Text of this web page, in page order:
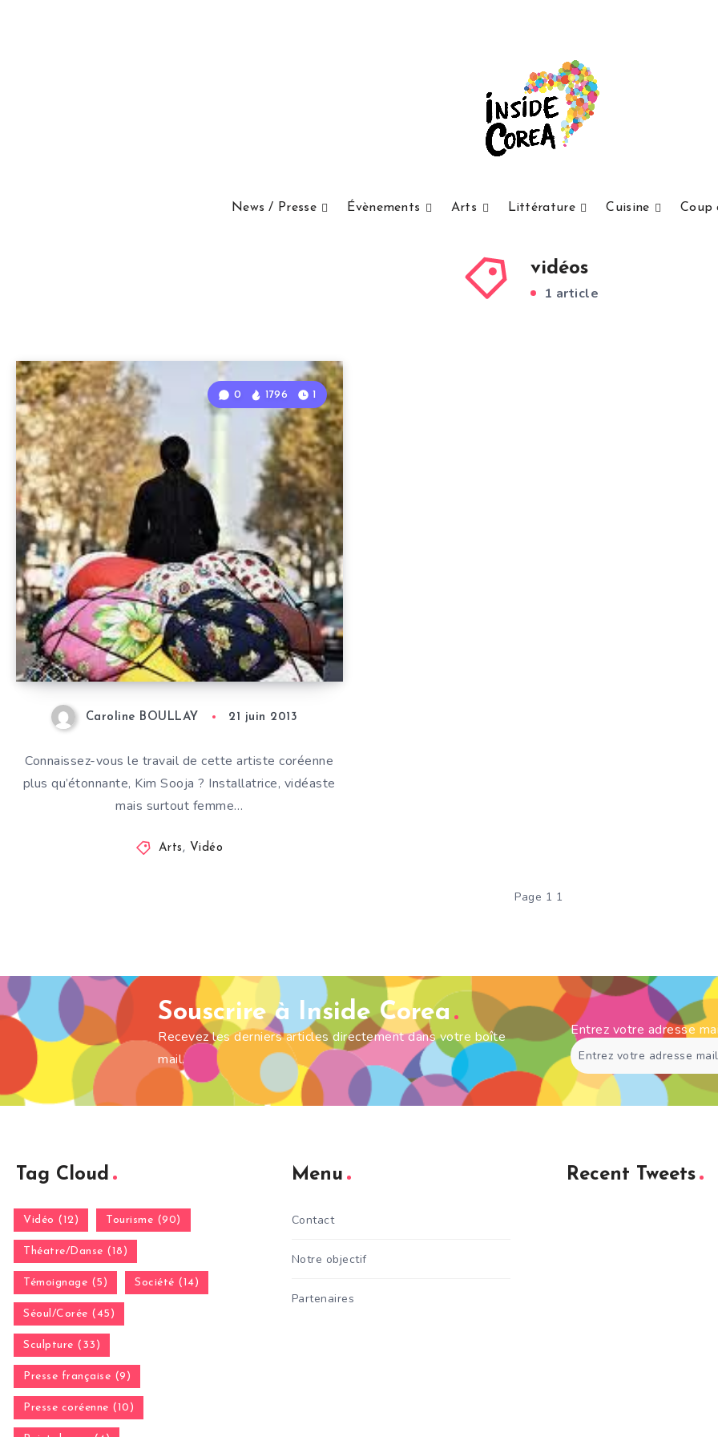
News / Presse Évènements Arts Littérature Cuisine Coup
vidéos
1 article
0 1796 1
Caroline BOULLAY 21 juin 2013
Connaissez-vous le travail de cette artiste coréenne
plus qu’étonnante, Kim Sooja ? Installatrice, vidéaste
mais surtout femme…
Arts, Vidéo
Page 1 1
Souscrire à Inside Corea
Recevez les derniers articles directement dans votre boîte
mail.
Entrez votre adresse
Tag Cloud
Vidéo (12) Tourisme (90)
Théatre/Danse (18)
Témoignage (5) Société (14)
Séoul/Corée (45)
Sculpture (33)
Presse française (9)
Presse coréenne (10)
Menu
Contact
Notre objectif
Partenaires
Recent Tweets